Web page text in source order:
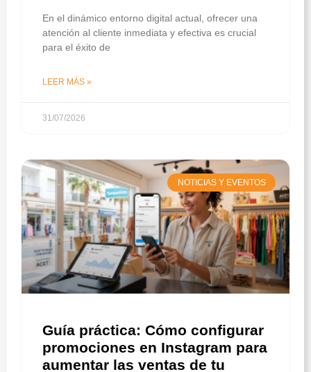
En el dinámico entorno digital actual, ofrecer una
atención al cliente inmediata y efectiva es crucial
para el éxito de
LEER MÁS »
31/07/2026
NOTICIAS Y EVENTOS
Guía práctica: Cómo configurar
promociones en Instagram para
aumentar las ventas de tu